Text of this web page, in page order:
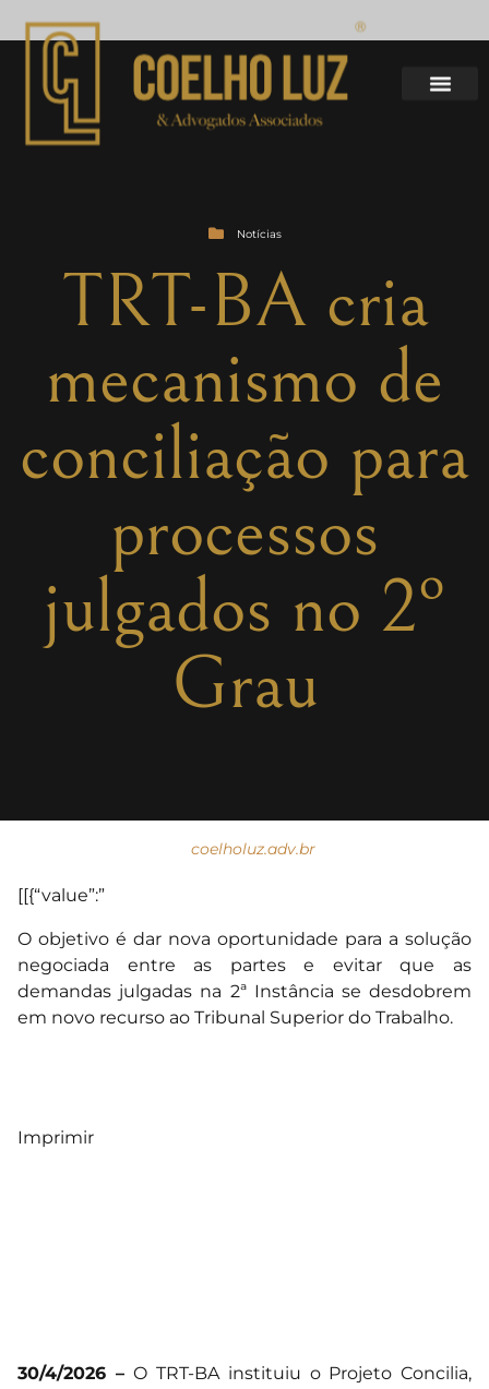
Notícias
TRT-BA cria
mecanismo de
conciliação para
processos
julgados no 2º
Grau
coelholuz.adv.br
[[{“value”:”
O objetivo é dar nova oportunidade para a solução
negociada entre as partes e evitar que as
demandas julgadas na 2ª Instância se desdobrem
em novo recurso ao Tribunal Superior do Trabalho.
Imprimir
30/4/2026 –O TRT-BA instituiu o Projeto Concilia,